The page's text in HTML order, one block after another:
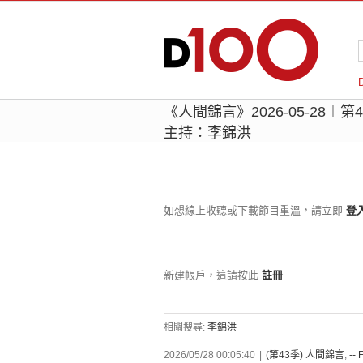
《人間錦言》2026-05-28︱第
主持：李錦洪
如想線上收聽或下載節目重溫，請立即 登
新建帳戶，這請按此 註冊
相關搜尋: 李錦洪
2026/05/28 00:05:40 (第43季) 人間錦言, --